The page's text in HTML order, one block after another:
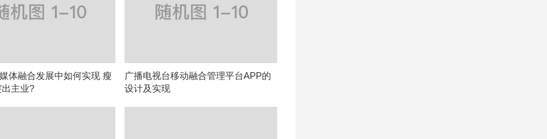
体融合发展中如何实现 瘦
主业?
广播电视台移动融合管理平台APP的
设计及实现